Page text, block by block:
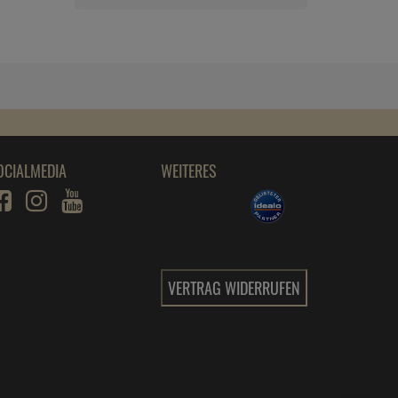
Kunststoffgrundierung 200ml
ab7,09€
edding Permanent Spray lichtgrau 200 ml
edding Permanent Spray light lavender 200